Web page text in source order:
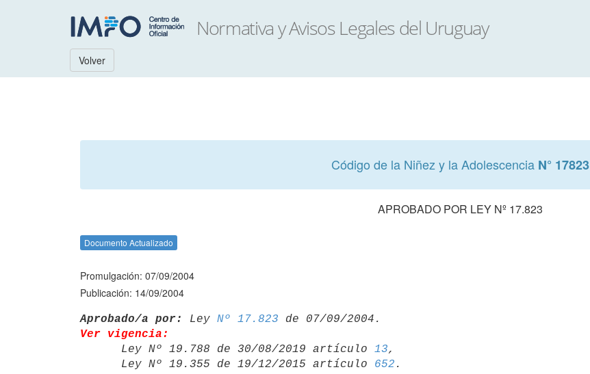
Volver
Código de la Niñez y la Adolescencia N° 17823
APROBADO POR LEY Nº 17.823
Documento Actualizado
Promulgación: 07/09/2004
Publicación: 14/09/2004
Aprobado/a por: Ley Nº 17.823
Ver vigencia:
Ley Nº 19.788 de 30/08/2019 artículo 13,
      Ley Nº 19.355 de 19/12/2015 artículo
652